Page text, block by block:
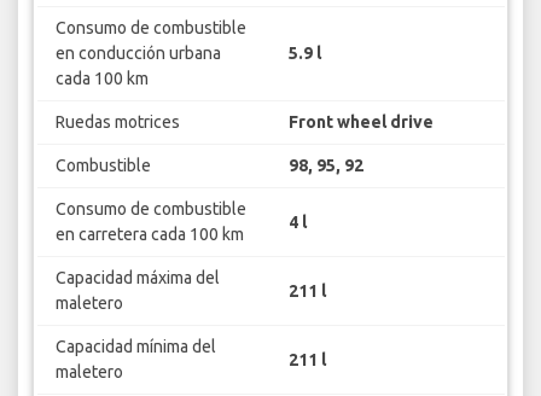
Consumo de combustible
en conducción urbana
cada 100 km
5.9 l
Ruedas motrices Front wheel drive
Combustible 98, 95, 92
Consumo de combustible
en carretera cada 100 km
4 l
Capacidad máxima del
maletero
211 l
Capacidad mínima del
maletero
211 l